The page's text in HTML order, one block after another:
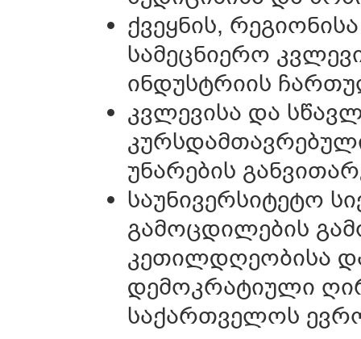
ქვეყნის,
სამეცნიერო
ინდუსტრიის
კვლევისა და
უნარების
საუნივერსიტეტო
გამოცდილების
კეთილდღეობისა
დემოკრატიული
საქართველოს